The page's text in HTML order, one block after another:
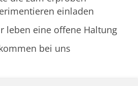
einladen
leben eine offene Haltung
bei uns